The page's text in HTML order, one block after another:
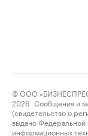
© ООО
2026. Сообщения и
(свидетельство о
выдано Федеральной
информационных